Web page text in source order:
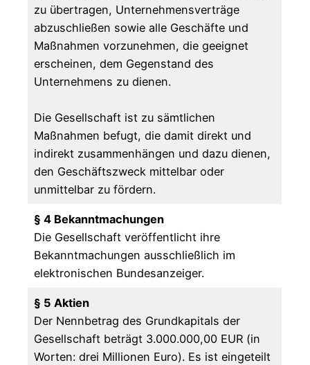
zu übertragen, Unternehmensverträge
abzuschließen sowie alle Geschäfte und
Maßnahmen vorzunehmen, die geeignet
erscheinen, dem Gegenstand des
Unternehmens zu dienen.
Die Gesellschaft ist zu sämtlichen
Maßnahmen befugt, die damit direkt und
indirekt zusammenhängen und dazu dienen,
den Geschäftszweck mittelbar oder
unmittelbar zu fördern.
§ 4 Bekanntmachungen
Die Gesellschaft veröffentlicht ihre
Bekanntmachungen ausschließlich im
elektronischen Bundesanzeiger.
§ 5 Aktien
Der Nennbetrag des Grundkapitals der
Gesellschaft beträgt 3.000.000,00 EUR (in
Worten: drei Millionen Euro). Es ist eingeteilt